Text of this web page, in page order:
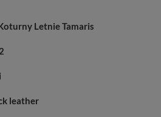
Letnie Tamaris
leather